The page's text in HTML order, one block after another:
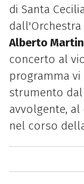
di Santa
dall'Orchestra
Alberto
concerto al
programma
strumento
avvolgente,
nel corso